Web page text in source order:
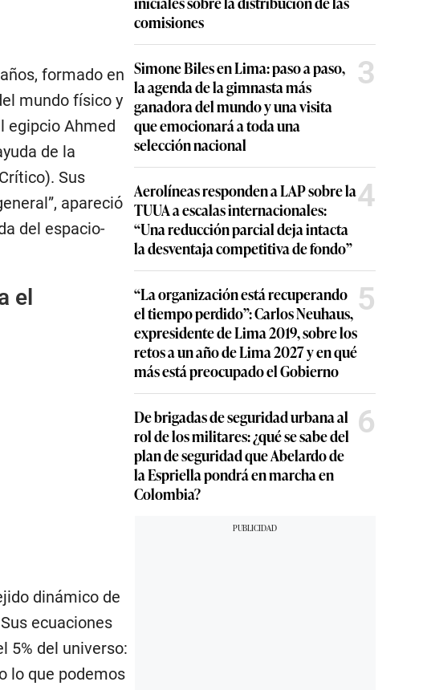
formado en
mundo físico y
egipcio Ahmed
de la
Sus
apareció
del espacio-
el
dinámico de
ecuaciones
5% del universo:
lo que podemos
comisiones
Simone Biles en Lima: paso a paso,
la agenda de la gimnasta más
ganadora del mundo y una visita
que emocionará a toda una
selección nacional
3
Aerolíneas responden a LAP sobre la
TUUA a escalas internacionales:
“Una reducción parcial deja intacta
la desventaja competitiva de fondo”
4
“La organización está recuperando
el tiempo perdido”: Carlos Neuhaus,
expresidente de Lima 2019, sobre los
retos a un año de Lima 2027 y en qué
más está preocupado el Gobierno
5
De brigadas de seguridad urbana al
rol de los militares: ¿qué se sabe del
plan de seguridad que Abelardo de
la Espriella pondrá en marcha en
Colombia?
6